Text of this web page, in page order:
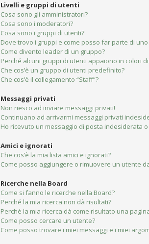
Livelli e gruppi di utenti
Cosa sono gli amministratori?
Cosa sono i moderatori?
Cosa sono i gruppi di utenti?
Dove trovo i gruppi e come posso far parte di uno
Come divento leader di un gruppo?
Perché alcuni gruppi di utenti appaiono in colori
Che cos’è un gruppo di utenti predefinito?
Che cos’è il collegamento “Staff”?
Messaggi privati
Non riesco ad inviare messaggi privati!
Continuano ad arrivarmi messaggi privati
Ho ricevuto un messaggio di posta indesiderata
Amici e ignorati
Che cos’è la mia lista amici e ignorati?
Come posso aggiungere o rimuovere un utente
Ricerche nella Board
Come si fanno le ricerche nella Board?
Perché la mia ricerca non dà risultati?
Perché la mia ricerca dà come risultato una
Come posso cercare un utente?
Come posso trovare i miei messaggi e i miei